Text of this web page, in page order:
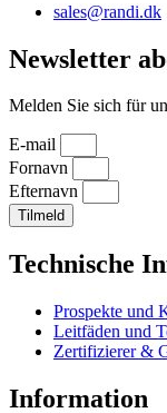
sales@randi.dk
Newsletter
Melden Sie sich für
E-mail
Fornavn
Efternavn
Tilmeld
Technische
Prospekte und
Leitfäden und
Zertifizierer &
Information